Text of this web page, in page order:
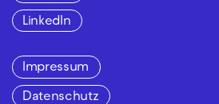
LinkedIn
Impressum
Datenschutz